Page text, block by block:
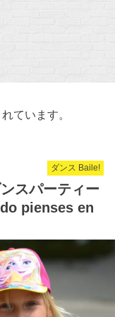
ています。
ダンス Baile!
スパーティー
pienses en